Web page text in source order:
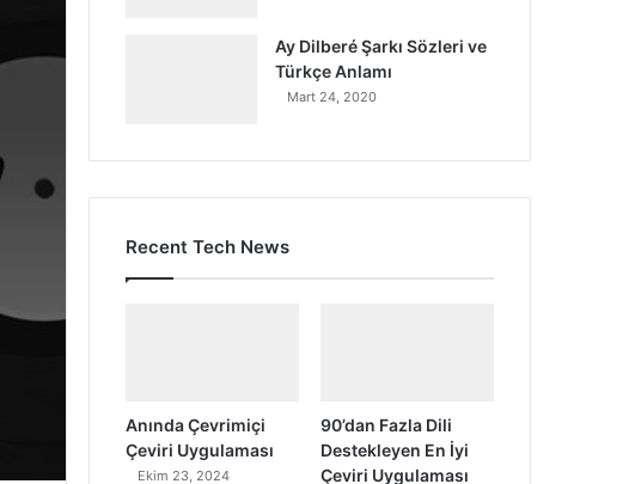
Ay Dilberé Şarkı Sözleri ve
Türkçe Anlamı
Mart 24, 2020
Recent Tech News
Anında Çevrimiçi
Çeviri Uygulaması
Ekim 23, 2024
90’dan Fazla Dili
Destekleyen En İyi
Çeviri Uygulaması